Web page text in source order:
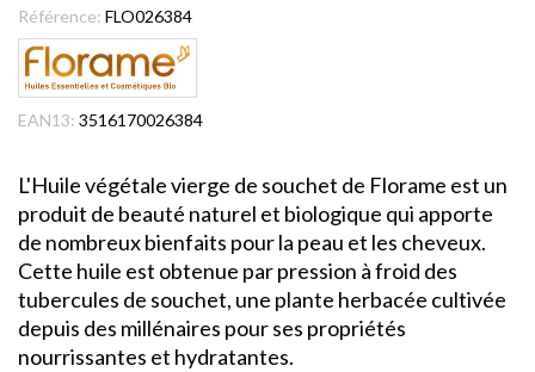
Référence: FLO026384
EAN13: 3516170026384
L'Huile végétale vierge de souchet de Florame est un
produit de beauté naturel et biologique qui apporte
de nombreux bienfaits pour la peau et les cheveux.
Cette huile est obtenue par pression à froid des
tubercules de souchet, une plante herbacée cultivée
depuis des millénaires pour ses propriétés
nourrissantes et hydratantes.